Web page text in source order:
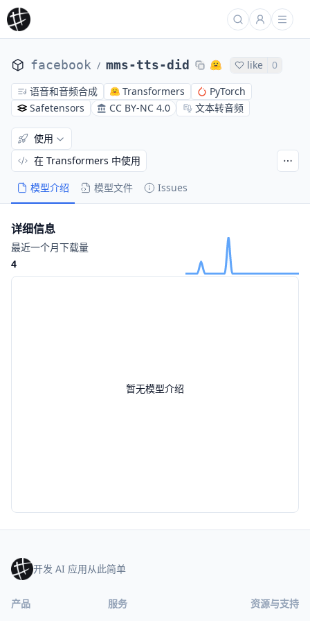
facebook / mms-tts-did like
0
语音和音频合成
Transformers
PyTorch
Safetensors
CC BY-NC 4.0 文本转音频
模型介绍 模型文件 Issues
使用
在 Transformers 中使用
暂无模型介绍
详细信息
最近一个月下载量
4
开发 AI 应用从此简单
产品 服务 资源与支持